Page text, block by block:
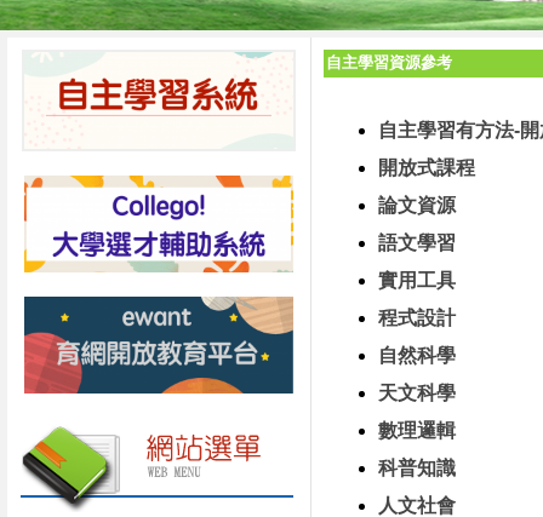
自主學習資源參考
自主學習有方法-
開放式課程
論文資源
語文學習
實用工具
程式設計
自然科學
天文科學
數理邏輯
科普知識
人文社會